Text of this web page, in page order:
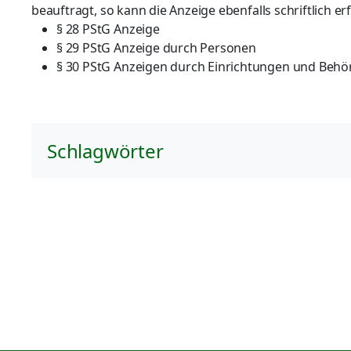
beauftragt, so kann die Anzeige ebenfalls schriftlich
§ 28 PStG Anzeige
§ 29 PStG Anzeige durch Personen
§ 30 PStG Anzeigen durch Einrichtungen und
Schlagwörter